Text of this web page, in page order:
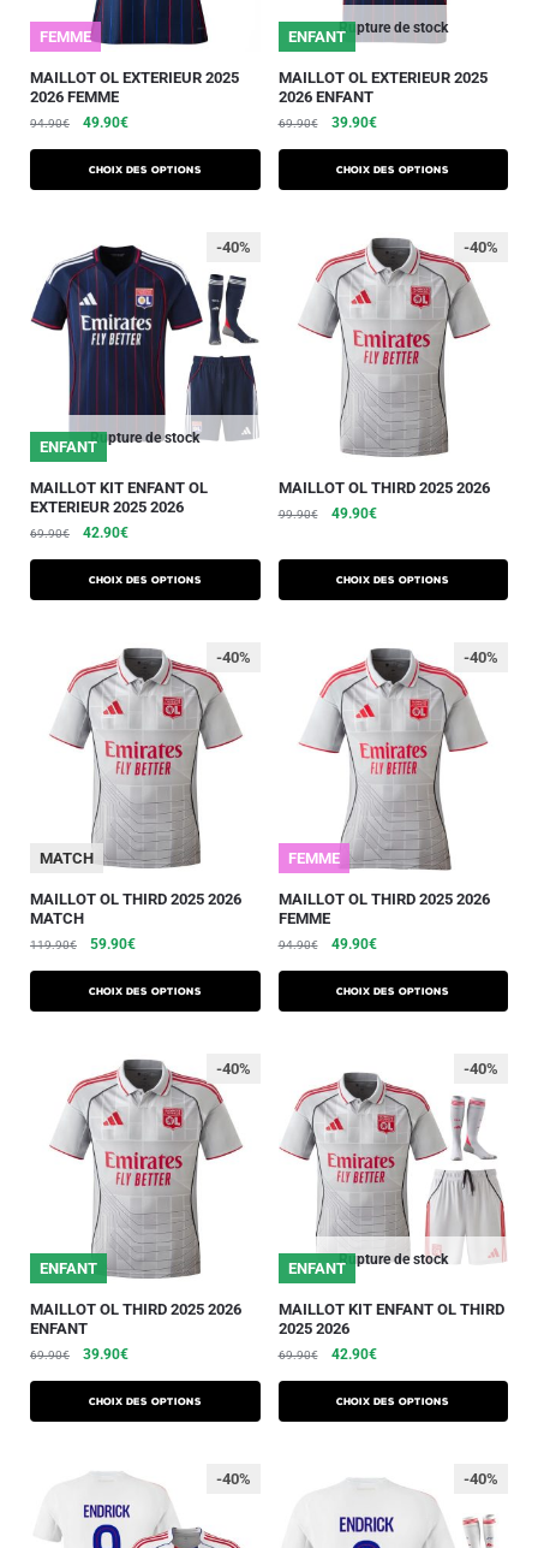
FEMME
MAILLOT OL EXTERIEUR 2025
2026 FEMME
94.90€ 49.90€
Choix des options
Rupture de stock
ENFANT
MAILLOT OL EXTERIEUR 2025
2026 ENFANT
69.90€ 39.90€
Choix des options
Rupture de stock
ENFANT
-40%
MAILLOT KIT ENFANT OL
EXTERIEUR 2025 2026
69.90€ 42.90€
Choix des options
-40%
MAILLOT OL THIRD 2025 2026
99.90€ 49.90€
Choix des options
-40%
MATCH
MAILLOT OL THIRD 2025 2026
MATCH
119.90€ 59.90€
Choix des options
-40%
FEMME
MAILLOT OL THIRD 2025 2026
FEMME
94.90€ 49.90€
Choix des options
-40%
ENFANT
MAILLOT OL THIRD 2025 2026
ENFANT
69.90€ 39.90€
Choix des options
Rupture de stock
ENFANT
-40%
MAILLOT KIT ENFANT OL THIRD
2025 2026
69.90€ 42.90€
Choix des options
-40% -40%